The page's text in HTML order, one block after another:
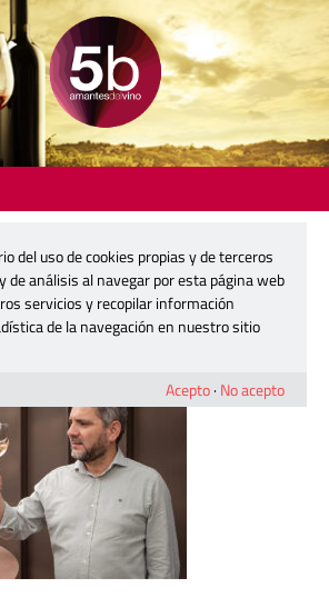
del uso de cookies propias y de terceros
de análisis al navegar por esta página web
servicios y recopilar información
de la navegación en nuestro sitio
Acepto· No acepto